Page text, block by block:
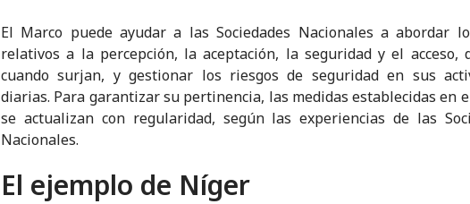
El Marco puede ayudar a las Sociedades Nacionales a abordar
relativos a la percepción, la aceptación, la seguridad y el acceso,
cuando surjan, y gestionar los riesgos de seguridad en sus
diarias. Para garantizar su pertinencia, las medidas establecidas en
se actualizan con regularidad, según las experiencias de las
Nacionales.
El ejemplo de Níger